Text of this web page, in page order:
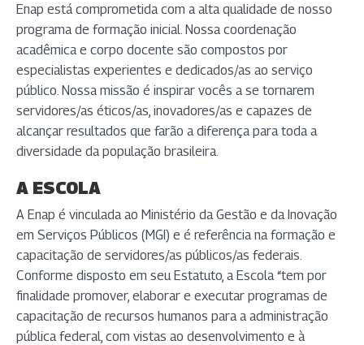
Enap está comprometida com a alta qualidade de nosso
programa de formação inicial. Nossa coordenação
acadêmica e corpo docente são compostos por
especialistas experientes e dedicados/as ao serviço
público. Nossa missão é inspirar vocês a se tornarem
servidores/as éticos/as, inovadores/as e capazes de
alcançar resultados que farão a diferença para toda a
diversidade da população brasileira.
A ESCOLA
A Enap é vinculada ao Ministério da Gestão e da Inovação
em Serviços Públicos (MGI) e é referência na formação e
capacitação de servidores/as públicos/as federais.
Conforme disposto em seu Estatuto, a Escola “tem por
finalidade promover, elaborar e executar programas de
capacitação de recursos humanos para a administração
pública federal, com vistas ao desenvolvimento e à